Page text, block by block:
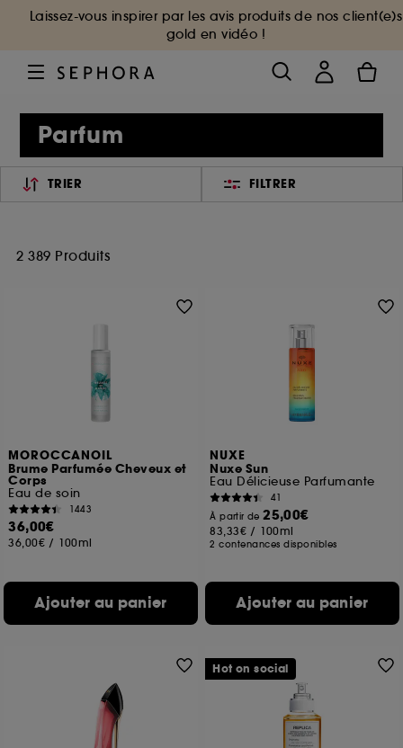
Laissez-vous inspirer par les avis produits de nos client(e)s
gold en vidéo !
Parfum
TRIER FILTRER
2 389 Produits
MOROCCANOIL
Brume Parfumée Cheveux et
Corps
Eau de soin
1443
36,00€
36,00€ / 100ml
Ajouter au panier
NUXE
Nuxe Sun
Eau Délicieuse Parfumante
41
À partir de25,00€
83,33€ / 100ml
2 contenances disponibles
Ajouter au panier
Hot on social